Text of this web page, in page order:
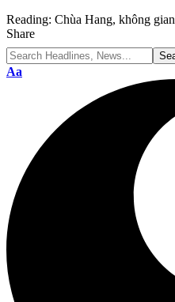
Reading: Chùa Hang, không
Share
Font
Aa